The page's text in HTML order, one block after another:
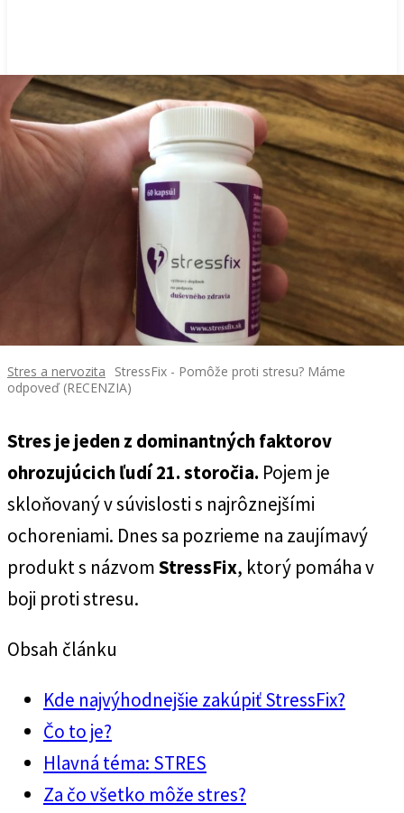
Stres a nervozita
StressFix - Pomôže proti stresu? Máme
odpoveď (RECENZIA)
Stres je jeden z dominantných faktorov
ohrozujúcich ľudí 21. storočia. Pojem je
skloňovaný v súvislosti s najrôznejšími
ochoreniami. Dnes sa pozrieme na zaujímavý
produkt s názvomStressFix, ktorý pomáha v
boji proti stresu.
Obsah článku
Kde najvýhodnejšie zakúpiť StressFix?
Čo to je?
Hlavná téma: STRES
Za čo všetko môže stres?